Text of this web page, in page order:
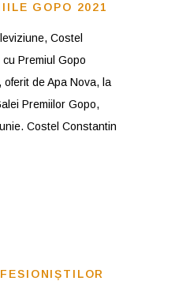
GOPO 2021
Costel
Premiul Gopo
de Apa Nova, la
Premiilor Gopo,
Costel Constantin